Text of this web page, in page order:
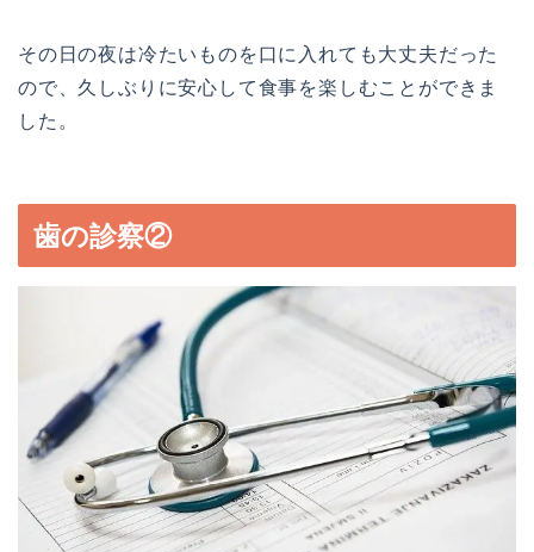
その日の夜は冷たいものを口に入れても大丈夫だった
ので、久しぶりに安心して食事を楽しむことができま
した。
歯の診察②